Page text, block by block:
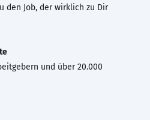
den Job, der wirklich zu Dir
und über 20.000